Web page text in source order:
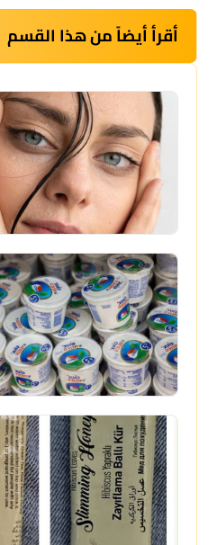
أقرأ أيضاً من هذا القسم